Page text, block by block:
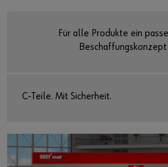
Für alle Produkte ein
Beschaffungskonzept
C-Teile. Mit Sicherheit.